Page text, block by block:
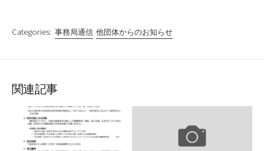
Categories: 事務局通信 他団体からのお知らせ
関連記事